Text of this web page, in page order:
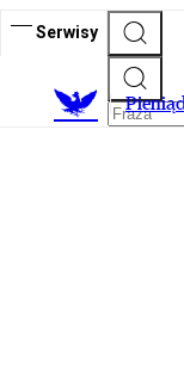
Serwisy
P